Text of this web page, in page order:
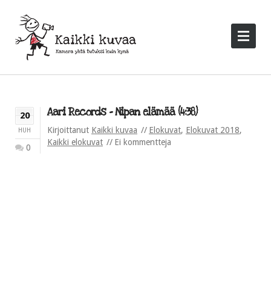
20
HUH
0
Aari Records – Nipan elämää (4:38)
Kirjoittanut Kaikki kuvaa Elokuvat, Elokuvat 2018,
Kaikki elokuvat
Ei kommentteja